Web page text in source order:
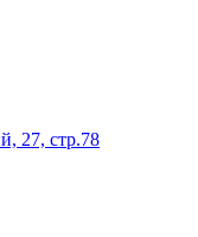
27, стр.78